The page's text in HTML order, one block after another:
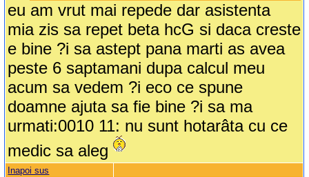
eu am vrut mai repede dar asistenta
mia zis sa repet beta hcG si daca creste
e bine ?i sa astept pana marti as avea
peste 6 saptamani dupa calcul meu
acum sa vedem ?i eco ce spune
doamne ajuta sa fie bine ?i sa ma
urmati:0010 11: nu sunt hotarâta cu ce
medic sa aleg
Inapoi sus